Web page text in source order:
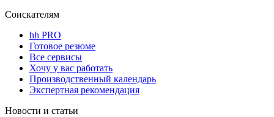
Соискателям
hh PRO
Готовое резюме
Все сервисы
Хочу у вас работать
Производственный календарь
Экспертная рекомендация
Новости и статьи